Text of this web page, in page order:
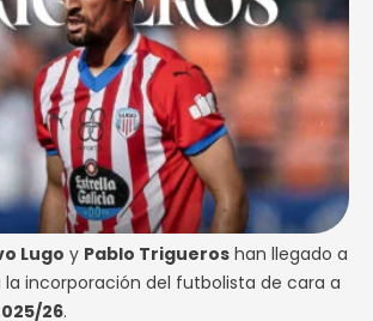
Lugo y Pablo Trigueros han llegado a
incorporación del futbolista de cara a
26.